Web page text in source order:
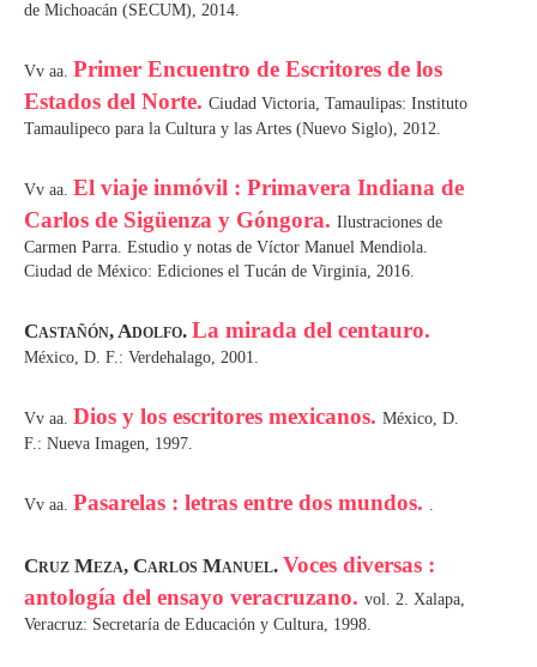
de Michoacán (SECUM), 2014.
Vv aa. Primer Encuentro de Escritores de los
Estados del Norte. Ciudad Victoria, Tamaulipas: Instituto
Tamaulipeco para la Cultura y las Artes (Nuevo Siglo), 2012.
Vv aa. El viaje inmóvil : Primavera Indiana de
Carlos de Sigüenza y Góngora. Ilustraciones de
Carmen Parra. Estudio y notas de Víctor Manuel Mendiola.
Ciudad de México: Ediciones el Tucán de Virginia, 2016.
Castañón, Adolfo. La mirada del centauro.
México, D. F.: Verdehalago, 2001.
Vv aa. Dios y los escritores mexicanos. México, D.
F.: Nueva Imagen, 1997.
Vv aa. Pasarelas : letras entre dos mundos. .
Cruz Meza, Carlos Manuel. Voces diversas :
antología del ensayo veracruzano. vol. 2. Xalapa,
Veracruz: Secretaría de Educación y Cultura, 1998.